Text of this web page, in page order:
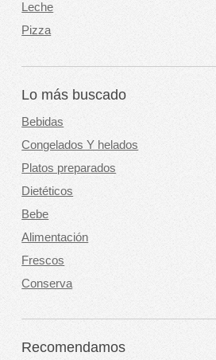
Leche
Pizza
Lo más buscado
Bebidas
Congelados Y helados
Platos preparados
Dietéticos
Bebe
Alimentación
Frescos
Conserva
Recomendamos